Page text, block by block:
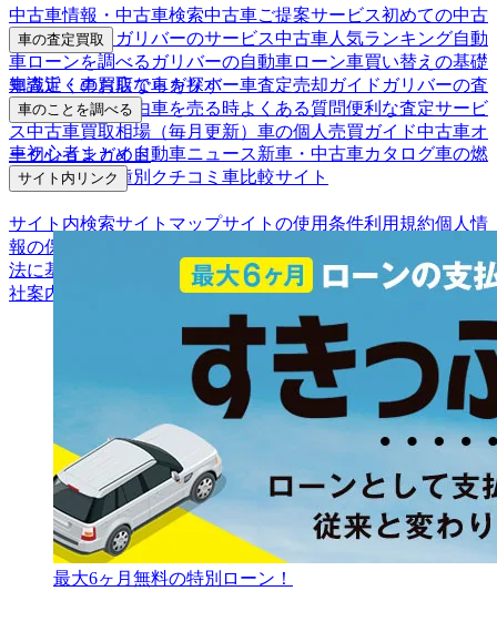
中古車情報・中古車検索中古車ご提案サービス初めての中古
車購入ガイド
ガリバーのサービス中古車人気ランキング自動
車ローンを調べる ガリバーの自動車ローン車買い替えの基礎
知識近くのお店で車を探す
車の査定買取
車査定・車買取ならガリバー車査定売却ガイド ガリバーの査
定が選ばれる理由車を売る時よくある質問便利な査定サービ
ス中古車買取相場（毎月更新） 車の個人売買ガイド中古車オ
ークションガイド
車のことを調べる
車初心者まとめ自動車ニュース新車・中古車カタログ車の燃
費を調べる車種別クチコミ 車比較サイト
サイト内リンク
サイト内検索サイトマップサイトの使用条件利用規約個人情
報の保護について
法に基づく表示
アフィリエイトパートナー募集お客様の声会
社案内
最大6ヶ月無料の特別ローン！